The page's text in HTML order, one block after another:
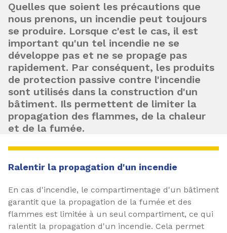
Quelles que soient les précautions que
nous prenons, un incendie peut toujours
se produire. Lorsque c'est le cas, il est
important qu'un tel incendie ne se
développe pas et ne se propage pas
rapidement. Par conséquent, les produits
de protection passive contre l'incendie
sont utilisés dans la construction d'un
bâtiment. Ils permettent de limiter la
propagation des flammes, de la chaleur
et de la fumée.
Ralentir la propagation d'un incendie
En cas d'incendie, le compartimentage d'un bâtiment
garantit que la propagation de la fumée et des
flammes est limitée à un seul compartiment, ce qui
ralentit la propagation d'un incendie. Cela permet